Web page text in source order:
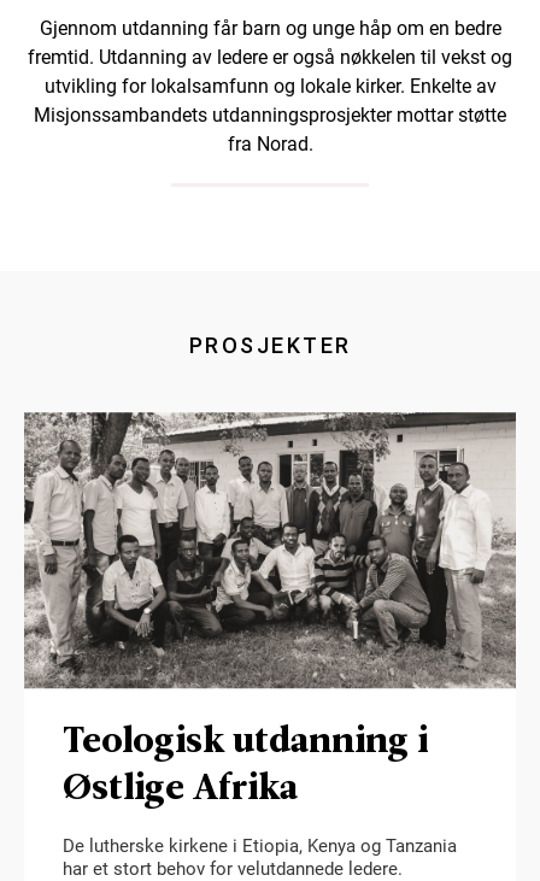
Gjennom utdanning får barn og unge håp om en bedre
fremtid. Utdanning av ledere er også nøkkelen til vekst og
utvikling for lokalsamfunn og lokale kirker. Enkelte av
Misjonssambandets utdanningsprosjekter mottar støtte
fra Norad.
PROSJEKTER
Teologisk utdanning i
Østlige Afrika
De lutherske kirkene i Etiopia, Kenya og Tanzania
har et stort behov for velutdannede ledere.